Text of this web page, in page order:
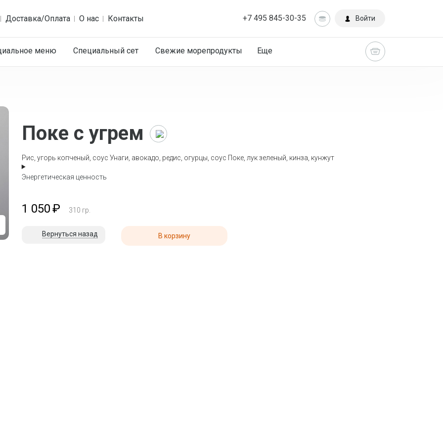
Доставка/Оплата О нас Контакты +7 495 845-30-35 Войти
меню Специальный сет Cвежие морепродукты Еще
Поке с угрем
Рис, угорь копченый, соус Унаги, авокадо, редис, огурцы, соус Поке, лук зеленый, кинза, кунжут
Энергетическая ценность
1 050₽ 310 гр.
Вернуться назад В корзину